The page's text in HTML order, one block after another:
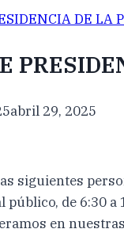
DE LA
abril 29, 2025
siguientes
de 6:30 a
en